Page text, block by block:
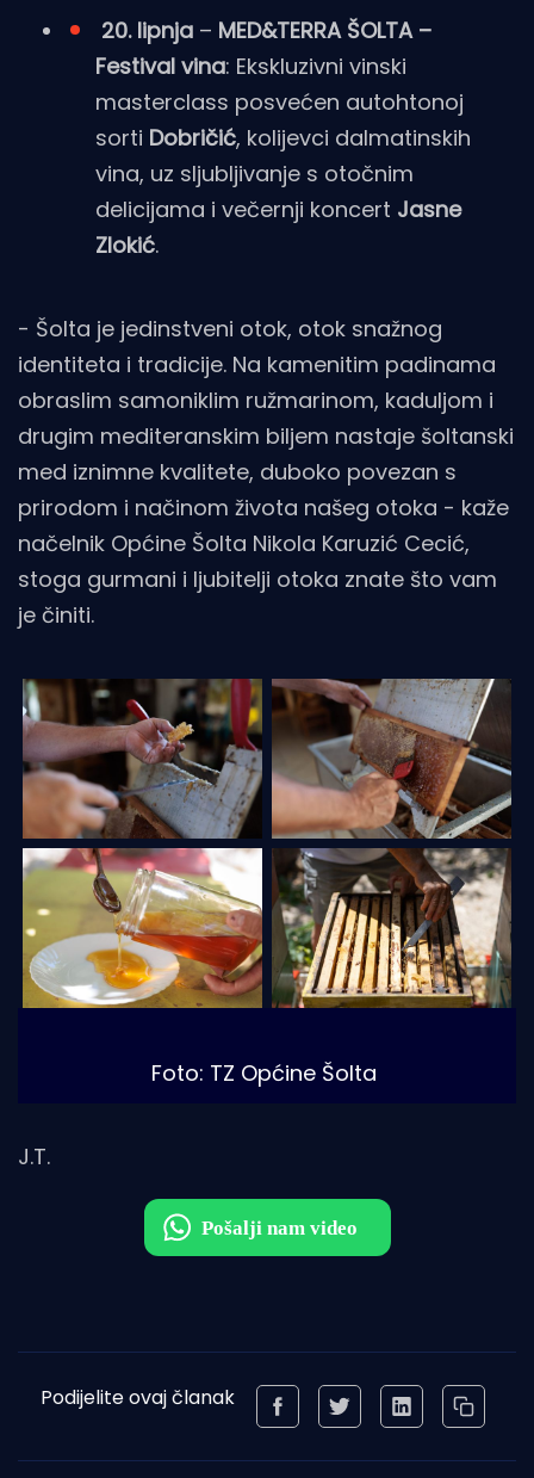
20. lipnja – MED&TERRA ŠOLTA –
Festival vina: Ekskluzivni vinski
masterclass posvećen autohtonoj
sorti Dobričić, kolijevci dalmatinskih
vina, uz sljubljivanje s otočnim
delicijama i večernji koncert Jasne
Zlokić.
- Šolta je jedinstveni otok, otok snažnog
identiteta i tradicije. Na kamenitim padinama
obraslim samoniklim ružmarinom, kaduljom i
drugim mediteranskim biljem nastaje šoltanski
med iznimne kvalitete, duboko povezan s
prirodom i načinom života našeg otoka - kaže
načelnik Općine Šolta Nikola Karuzić Cecić,
stoga gurmani i ljubitelji otoka znate što vam
je činiti.
Foto: TZ Općine Šolta
J.T.
Podijelite ovaj članak